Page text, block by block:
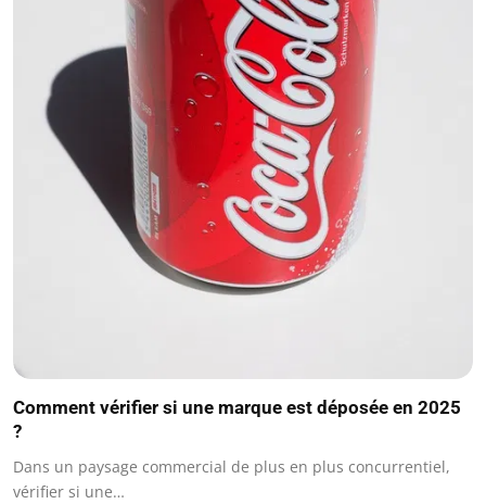
Comment vérifier si une marque est déposée en 2025
?
Dans un paysage commercial de plus en plus concurrentiel,
vérifier si une…